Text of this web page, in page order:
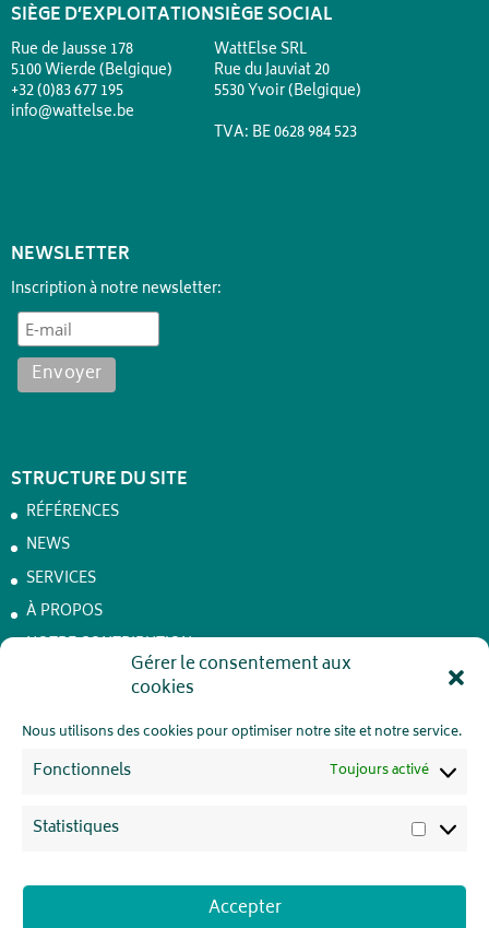
Gérer le consentement aux
cookies
Nous utilisons des cookies pour optimiser notre site et notre service.
Fonctionnels Toujours activé
Statistiques
Accepter
SIÈGE D’EXPLOITATION
Rue de Jausse 178
5100 Wierde (Belgique)
+32 (0)83 677 195
info@wattelse.be
SIÈGE SOCIAL
WattElse SRL
Rue du Jauviat 20
5530 Yvoir (Belgique)
TVA: BE 0628 984 523
NEWSLETTER
Inscription à notre newsletter:
STRUCTURE DU SITE
RÉFÉRENCES
NEWS
SERVICES
À PROPOS
NOTRE CONTRIBUTION
Achêne – Batteries de stockage
CONTACT
VIE PRIVÉE